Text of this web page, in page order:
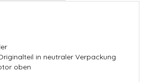
in neutraler Verpackung
oben